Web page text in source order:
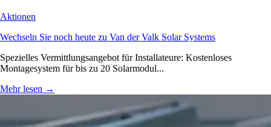
Aktionen
Wechseln Sie noch heute zu Van der Valk Solar Systems
Spezielles Vermittlungsangebot für Installateure: Kostenloses
Montagesystem für bis zu 20 Solarmodul...
Mehr lesen →